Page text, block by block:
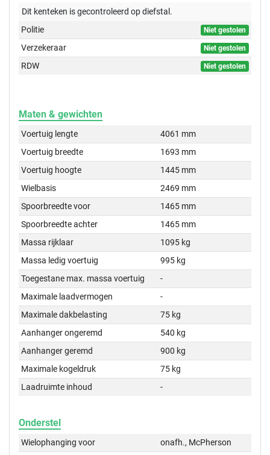
Dit kenteken is gecontroleerd opdiefstal.
Politie
Niet gestolen
Verzekeraar Niet gestolen
RDW Niet gestolen
Maten & gewichten
Voertuig lengte
4061 mm
Voertuig breedte
1693 mm
Voertuig hoogte
1445 mm
Wielbasis
2469 mm
Spoorbreedte voor
1465 mm
Spoorbreedte achter
1465 mm
Massa rijklaar
1095 kg
Massa ledig voertuig
995 kg
Toegestane max. massa voertuig
-
Maximale laadvermogen
-
Maximale dakbelasting
75 kg
Aanhanger ongeremd
540 kg
Aanhanger geremd
900 kg
Maximale kogeldruk
75 kg
Laadruimte inhoud
-
Onderstel
Wielophanging voor
onafh., McPherson